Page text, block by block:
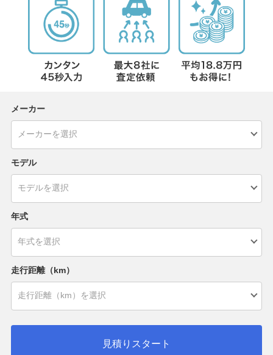
メーカー
モデル
年式
走行距離（km）
見積りスタート